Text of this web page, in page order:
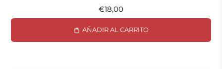
€18,00
AÑADIR AL CARRITO